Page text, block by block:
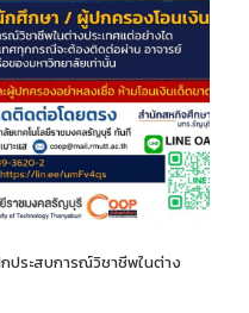
ประสบการณ์วิชาชีพในต่าง